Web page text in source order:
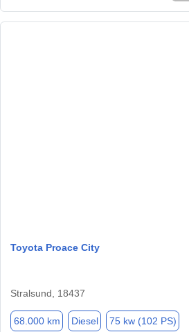
Toyota Proace City
Stralsund, 18437
68.000 km Diesel 75 kw (102 PS)